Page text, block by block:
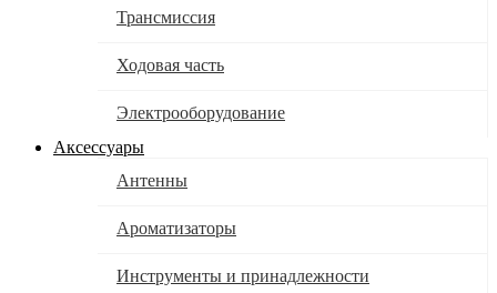
Трансмиссия
Ходовая часть
Электрооборудование
Аксессуары
Антенны
Ароматизаторы
Инструменты и принадлежности